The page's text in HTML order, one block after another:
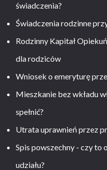
świadczenia?
Świadczenia rodzinne
Rodzinny Kapitał
dla rodziców
Wniosek o emeryturę
Mieszkanie bez wkładu
spełnić?
Utrata uprawnień przez
Spis powszechny - czy to
udziału?